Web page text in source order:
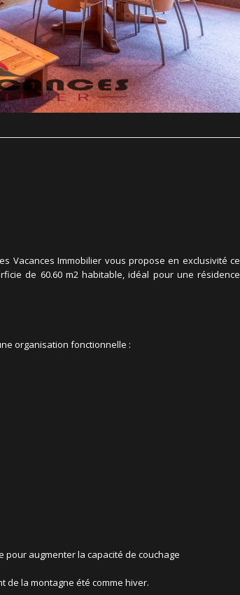
Vacances Immobilier vous propose en exclusivité ce
de 60.60 m2 habitable, idéal pour une résidence
organisation fonctionnelle :
augmenter la capacité de couchage
de la montagne été comme hiver.